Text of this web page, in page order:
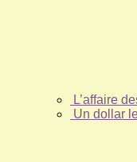
L’affaire
Un dollar